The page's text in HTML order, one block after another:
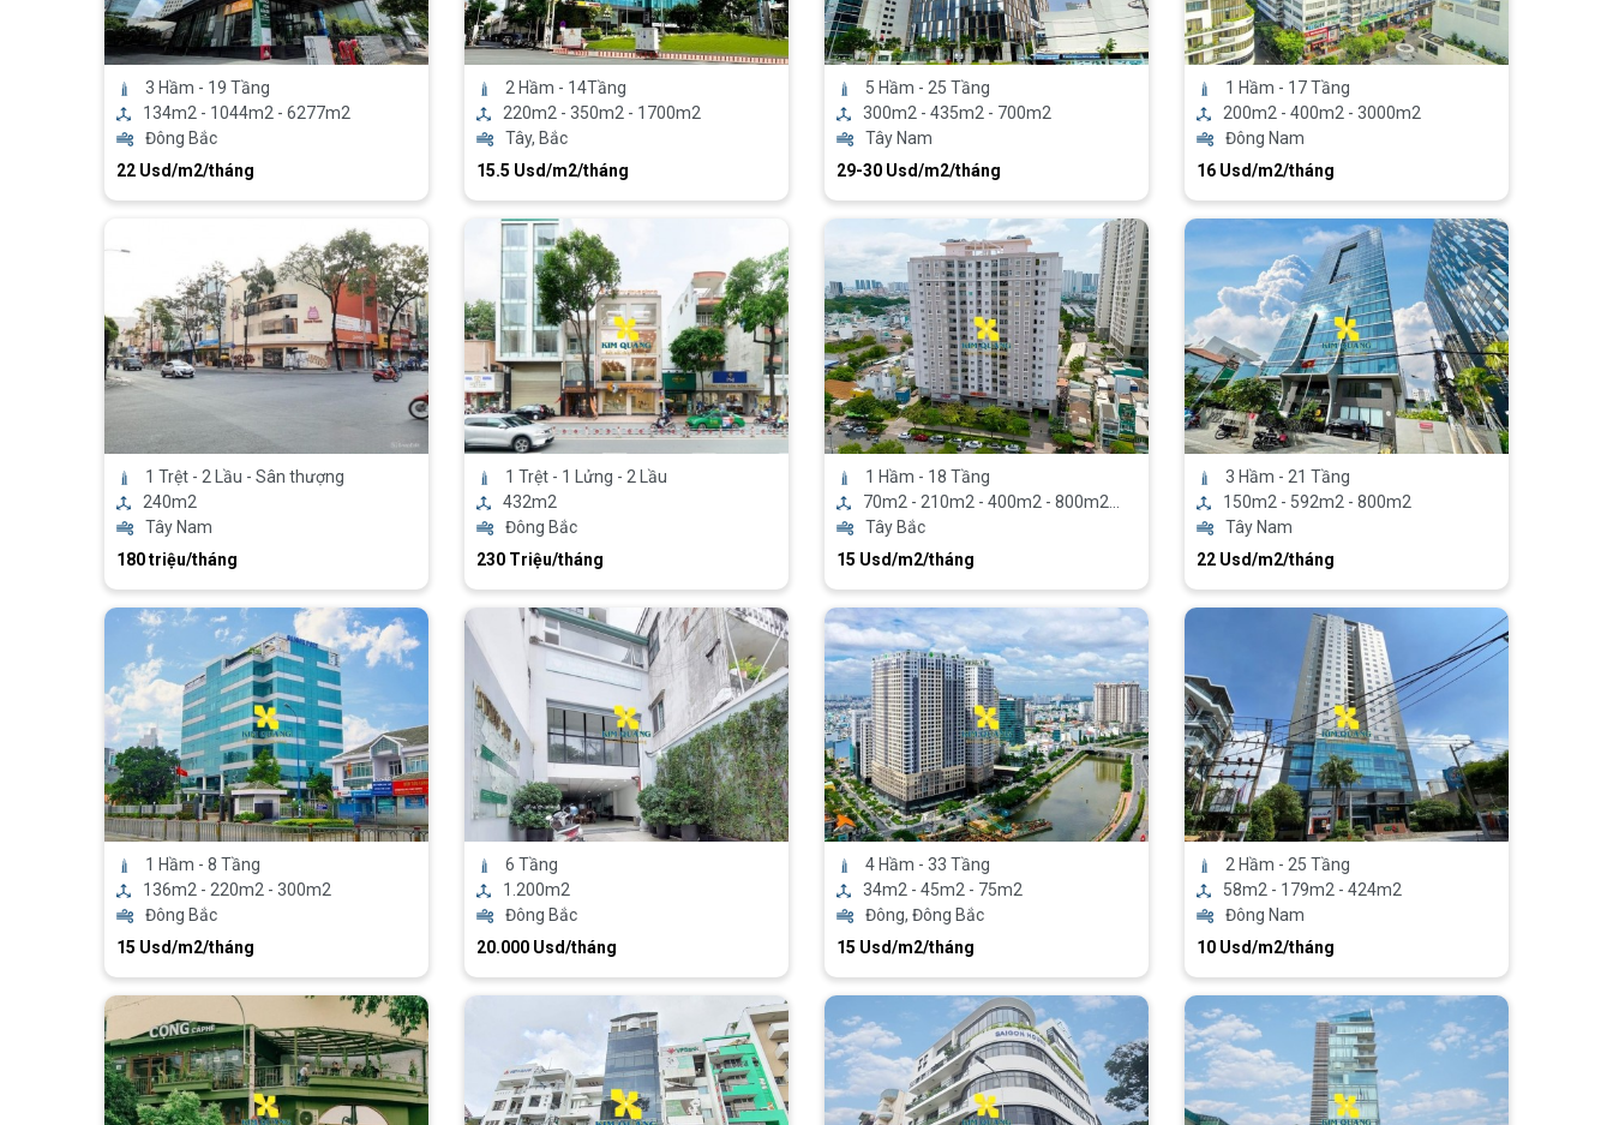
3 Hầm - 19 Tầng
134m2 - 1044m2 - 6277m2
Đông Bắc
22 Usd/m2/tháng
2 Hầm - 14Tầng
220m2 - 350m2 - 1700m2
Tây, Bắc
15.5 Usd/m2/tháng
5 Hầm - 25 Tầng
300m2 - 435m2 - 700m2
Tây Nam
29-30 Usd/m2/tháng
1 Hầm - 17 Tầng
200m2 - 400m2 - 3000m2
Đông Nam
16 Usd/m2/tháng
1 Trệt - 2 Lầu - Sân thượng
240m2
Tây Nam
180 triệu/tháng
1 Trệt - 1 Lửng - 2 Lầu
432m2
Đông Bắc
230 Triệu/tháng
1 Hầm - 18 Tầng
70m2 - 210m2 - 400m2 - 800m2...
Tây Bắc
15 Usd/m2/tháng
3 Hầm - 21 Tầng
150m2 - 592m2 - 800m2
Tây Nam
22 Usd/m2/tháng
1 Hầm - 8 Tầng
136m2 - 220m2 - 300m2
Đông Bắc
15 Usd/m2/tháng
6 Tầng
1.200m2
Đông Bắc
20.000 Usd/tháng
4 Hầm - 33 Tầng
34m2 - 45m2 - 75m2
Đông, Đông Bắc
15 Usd/m2/tháng
2 Hầm - 25 Tầng
58m2 - 179m2 - 424m2
Đông Nam
10 Usd/m2/tháng